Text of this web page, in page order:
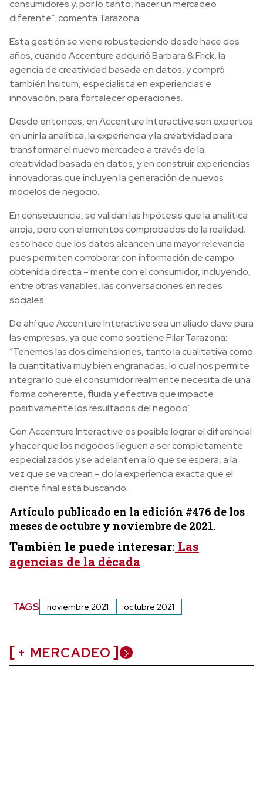
consumidores y, por lo tanto, hacer un mercadeo
diferente”, comenta Tarazona.
Esta gestión se viene robusteciendo desde hace dos
años, cuando Accenture adquirió Barbara & Frick, la
agencia de creatividad basada en datos, y compró
también Insitum, especialista en experiencias e
innovación, para fortalecer operaciones.
Desde entonces, en Accenture Interactive son expertos
en unir la analítica, la experiencia y la creatividad para
transformar el nuevo mercadeo a través de la
creatividad basada en datos, y en construir experiencias
innovadoras que incluyen la generación de nuevos
modelos de negocio.
En consecuencia, se validan las hipótesis que la analítica
arroja, pero con elementos comprobados de la realidad;
esto hace que los datos alcancen una mayor relevancia
pues permiten corroborar con información de campo
obtenida directa – mente con el consumidor, incluyendo,
entre otras variables, las conversaciones en redes
sociales.
De ahí que Accenture Interactive sea un aliado clave para
las empresas, ya que como sostiene Pilar Tarazona:
“Tenemos las dos dimensiones, tanto la cualitativa como
la cuantitativa muy bien engranadas, lo cual nos permite
integrar lo que el consumidor realmente necesita de una
forma coherente, fluida y efectiva que impacte
positivamente los resultados del negocio”.
Con Accenture Interactive es posible lograr el diferencial
y hacer que los negocios lleguen a ser completamente
especializados y se adelanten a lo que se espera, a la
vez que se va crean – do la experiencia exacta que el
cliente final está buscando.
Artículo publicado en la edición #476 de los
meses de octubre y noviembre de 2021.
También le puede interesar: Las
agencias de la década
TAGS noviembre 2021 octubre 2021
+ MERCADEO